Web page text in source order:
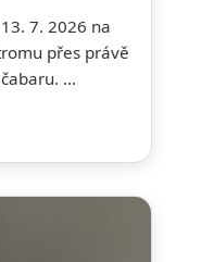
7. 2026 na
přes právě
...